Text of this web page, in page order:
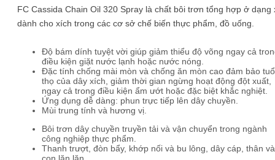
FC Cassida Chain Oil 320 Spray là chất bôi trơn tổng hợp ở dạng
dành cho xích trong các cơ sở chế biến thực phẩm, đồ uống.
Độ bám dính tuyệt vời giúp giảm thiểu độ võng ngay cả
điều kiện giặt nước lạnh hoặc nước nóng.
Đặc tính chống mài mòn và chống ăn mòn cao đảm bảo
thọ của dây xích, giảm thời gian ngừng hoạt động đột xuất,
ngay cả trong điều kiện ẩm ướt hoặc đặc biệt khắc nghiệt.
Ứng dụng dễ dàng: phun trực tiếp lên dây chuyền.
Mùi trung tính và hương vị.
Bôi trơn dây chuyền truyền tải và vận chuyển trong ngành
công nghiệp thực phẩm.
Thanh trượt, đòn bẩy, khớp nối và bu lông, dây cáp, thân và